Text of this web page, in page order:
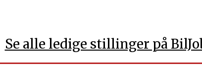
Se alle ledige stillinger på